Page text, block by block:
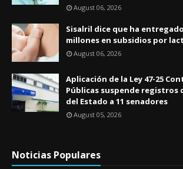
August 06, 2026
Sisalril dice que ha entregado
millones en subsidios por
August 06, 2026
Aplicación de la Ley 47-25
Públicas suspende registros
del Estado a 11 senadores
August 05, 2026
Noticias Populares